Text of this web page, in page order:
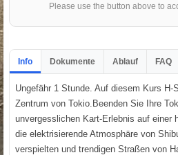
Please use the button above to
Info Dokumente Ablauf FAQ
Ungefähr 1 Stunde. Auf diesem Kurs H-
Zentrum von Tokio.Beenden Sie Ihre
unvergesslichen Kart-Erlebnis auf einer
die elektrisierende Atmosphäre von
verspielten und trendigen Straßen von